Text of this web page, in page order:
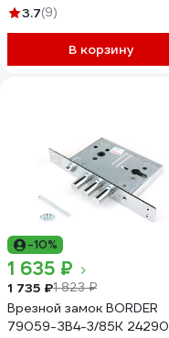
3.7(9)
В корзину
-10%
1 635 ₽
1 735 ₽1 823 ₽
Врезной замок BORDER
79059-ЗВ4-3/85К 24290